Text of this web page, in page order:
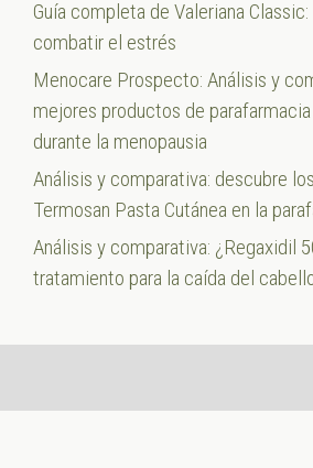
Guía completa de Valeriana
combatir el estrés
Menocare Prospecto: Análisis y
mejores productos de
durante la menopausia
Análisis y comparativa: descubre
Termosan Pasta Cutánea en la
Análisis y comparativa: ¿Regaxidil
tratamiento para la caída del